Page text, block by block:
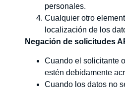
personales.
Cualquier otro
localización de los
Negación de solicitudes
Cuando el solicitante
estén debidamente
Cuando los datos no